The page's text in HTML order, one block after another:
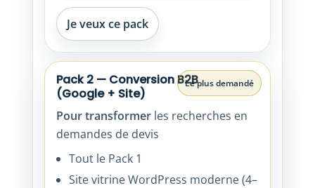
Je veux ce pack
Le plus demandé
Pack 2 — Conversion B2B
(Google + Site)
Pour transformer les recherches en
demandes de devis
Tout le Pack 1
Site vitrine WordPress moderne (4–